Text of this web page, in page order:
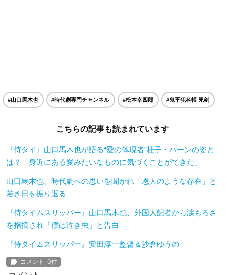
#山口馬木也 #時代劇専門チャンネル #松本幸四郎 #鬼平犯科帳 兇剣
こちらの記事も読まれています
『侍タイ』山口馬木也が語る“愛の体現者”桂子・ハーンの姿と
は？「身近にある愛みたいなものに気づくことができた」
山口馬木也、時代劇への思いを聞かれ「恩人のような存在」と
若き日を振り返る
『侍タイムスリッパー』山口馬木也、外国人記者から涙もろさ
を指摘され「僕は泣き虫」と告白
『侍タイムスリッパー』安田淳一監督＆沙倉ゆうの